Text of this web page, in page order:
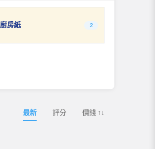
廚房紙 2
最新 評分 價錢 ↑↓